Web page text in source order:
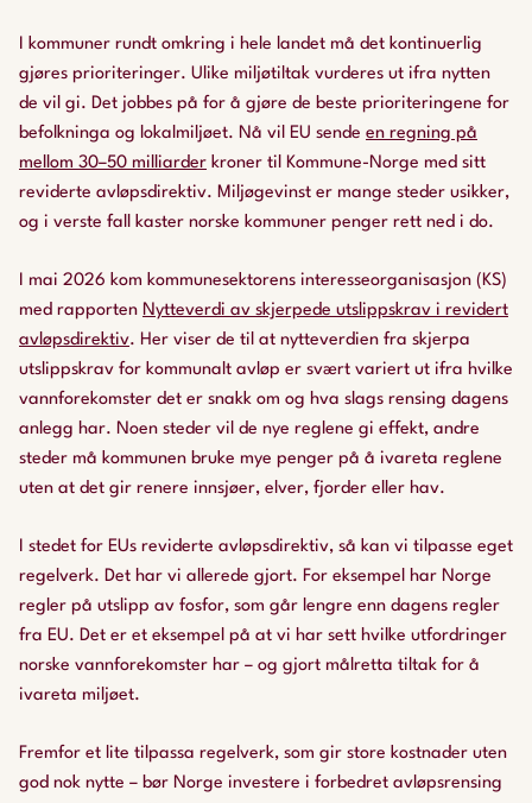
I kommuner rundt omkring i hele landet må det kontinuerlig
gjøres prioriteringer. Ulike miljøtiltak vurderes ut ifra nytten
de vil gi. Det jobbes på for å gjøre de beste prioriteringene for
befolkninga og lokalmiljøet. Nå vil EU sende en regning på
mellom 30–50 milliarder kroner til Kommune-Norge med sitt
reviderte avløpsdirektiv. Miljøgevinst er mange steder usikker,
og i verste fall kaster norske kommuner penger rett ned i do.
I mai 2026 kom kommunesektorens interesseorganisasjon (KS)
med rapporten Nytteverdi av skjerpede utslippskrav i revidert
avløpsdirektiv. Her viser de til at nytteverdien fra skjerpa
utslippskrav for kommunalt avløp er svært variert ut ifra hvilke
vannforekomster det er snakk om og hva slags rensing dagens
anlegg har. Noen steder vil de nye reglene gi effekt, andre
steder må kommunen bruke mye penger på å ivareta reglene
uten at det gir renere innsjøer, elver, fjorder eller hav.
I stedet for EUs reviderte avløpsdirektiv, så kan vi tilpasse eget
regelverk. Det har vi allerede gjort. For eksempel har Norge
regler på utslipp av fosfor, som går lengre enn dagens regler
fra EU. Det er et eksempel på at vi har sett hvilke utfordringer
norske vannforekomster har – og gjort målretta tiltak for å
ivareta miljøet.
Fremfor et lite tilpassa regelverk, som gir store kostnader uten
god nok nytte – bør Norge investere i forbedret avløpsrensing